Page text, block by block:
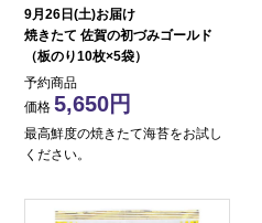
9月26日(土)お届け
焼きたて 佐賀の初づみゴールド
（板のり10枚×5袋）
予約商品
価格 5,650
最高鮮度の焼きたて海苔をお試し
ください。